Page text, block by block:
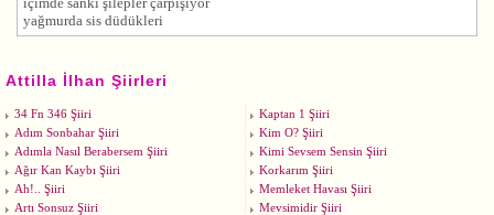
yağmurda sis düdükleri
Attilla İlhan Şiirleri
34 Fn 346 Şiiri
Adım Sonbahar Şiiri
Adımla Nasıl Berabersem Şiiri
Ağır Kan Kaybı Şiiri
Ah!.. Şiiri
Artı Sonsuz Şiiri
Kaptan 1 Şiiri
Kim O? Şiiri
Kimi Sevsem Sensin Şiiri
Korkarım Şiiri
Memleket Havası Şiiri
Mevsimidir Şiiri